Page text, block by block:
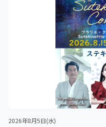
2026年8月5日(水)